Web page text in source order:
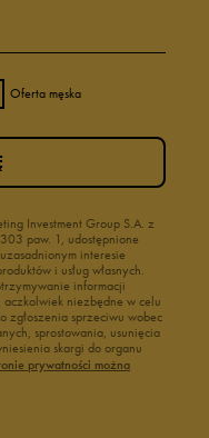
Oferta męska
Investment Group S.A. z
paw. 1, udostępnione
interesie
i usług własnych.
informacji
niezbędne w celu
zgłoszenia sprzeciwu wobec
sprostowania, usunięcia
skargi do organu
prywatności można